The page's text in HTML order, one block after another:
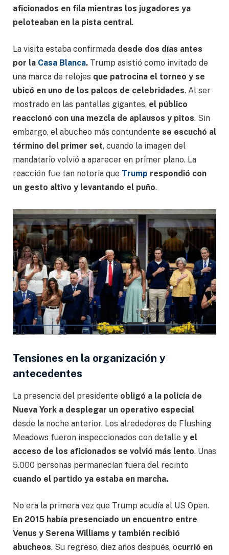
aficionados en fila mientras los jugadores ya
peloteaban en la pista central.
La visita estaba confirmada desde dos días antes
por la Casa Blanca. Trump asistió como invitado de
una marca de relojes que patrocina el torneo y se
ubicó en uno de los palcos de celebridades. Al ser
mostrado en las pantallas gigantes, el público
reaccionó con una mezcla de aplausos y pitos. Sin
embargo, el abucheo más contundente se escuchó al
término del primer set, cuando la imagen del
mandatario volvió a aparecer en primer plano. La
reacción fue tan notoria que Trump respondió con
un gesto altivo y levantando el puño.
Tensiones en la organización y
antecedentes
La presencia del presidente obligó a la policía de
Nueva York a desplegar un operativo especial
desde la noche anterior. Los alrededores de Flushing
Meadows fueron inspeccionados con detalle y el
acceso de los aficionados se volvió más lento. Unas
5.000 personas permanecían fuera del recinto
cuando el partido ya estaba en marcha.
No era la primera vez que Trump acudía al US Open.
En 2015 había presenciado un encuentro entre
Venus y Serena Williams y también recibió
abucheos. Su regreso, diez años después, ocurrió en